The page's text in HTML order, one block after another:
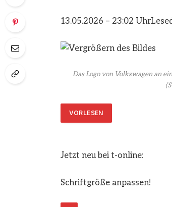
13.05.2026 – 23:02 Uhr
Das Logo von Volkswagen an
VORLESEN
Jetzt neu bei t-online:
Schriftgröße anpassen!